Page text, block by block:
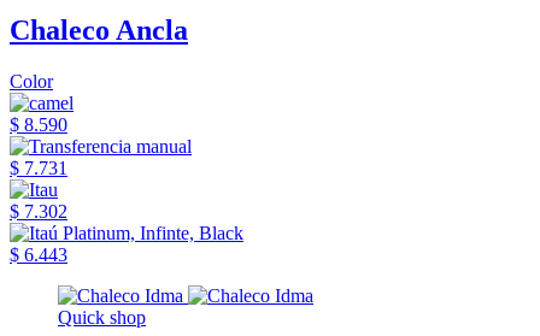
Chaleco Ancla
Color
$ 8.590
$ 7.731
$ 7.302
$ 6.443
Quick shop